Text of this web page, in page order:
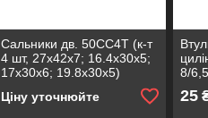
Сальники дв. 50СС4Т (к-т
4 шт, 27х42х7; 16.4х30х5;
17х30х6; 19.8х30х5)
Ціну уточнюйте
8/
25